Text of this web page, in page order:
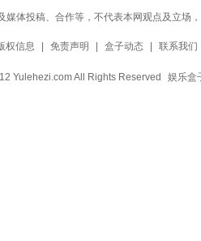
媒体投稿、合作等，不代表本网观点及立场
权信息 免责声明 盒子动态 联系我们
Yulehezi.com All Rights Reserved 娱乐盒